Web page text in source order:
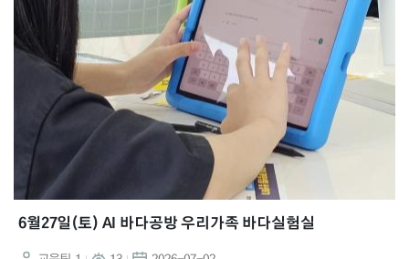
6월27일(토) AI 바다공방 우리가족 바다실험실